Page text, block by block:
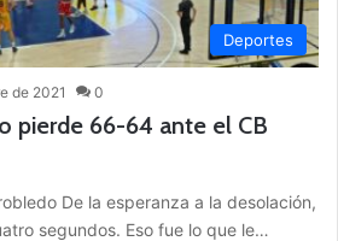
Deportes
de 2021 0
pierde 66-64 ante el CB
De la esperanza a la desolación,
segundos. Eso fue lo que le…